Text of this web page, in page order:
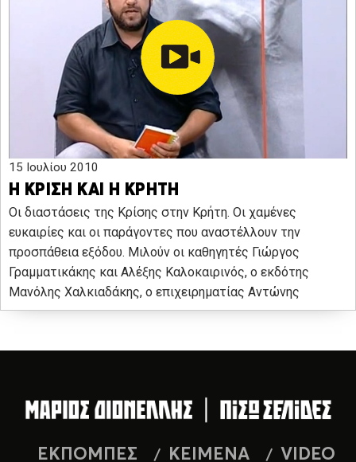
15 Ιουλίου 2010
Η ΚΡΙΣΗ ΚΑΙ Η ΚΡΗΤΗ
Οι διαστάσεις της Κρίσης στην Κρήτη. Οι χαμένες
ευκαιρίες και οι παράγοντες που αναστέλλουν την
προσπάθεια εξόδου. Μιλούν οι καθηγητές Γιώργος
Γραμματικάκης και Αλέξης Καλοκαιρινός, ο εκδότης
Μανόλης Χαλκιαδάκης, ο επιχειρηματίας Αντώνης
ΕΚΠΟΜΠΕΣ ΚΕΙΜΕΝΑ
VIDEO